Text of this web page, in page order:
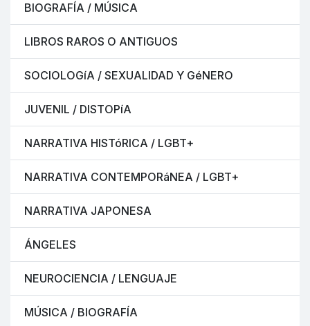
BIOGRAFÍA / MÚSICA
LIBROS RAROS O ANTIGUOS
SOCIOLOGíA / SEXUALIDAD Y GéNERO
JUVENIL / DISTOPíA
NARRATIVA HISTóRICA / LGBT+
NARRATIVA CONTEMPORáNEA / LGBT+
NARRATIVA JAPONESA
ÁNGELES
NEUROCIENCIA / LENGUAJE
MÚSICA / BIOGRAFÍA